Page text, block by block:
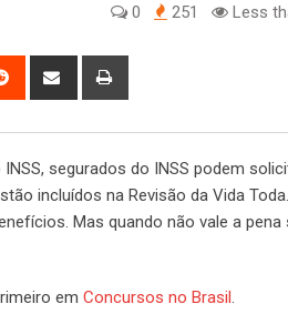
0 251 Less
Reddit
Share
Mas quando não vale a pena
em Concursos no Brasil.